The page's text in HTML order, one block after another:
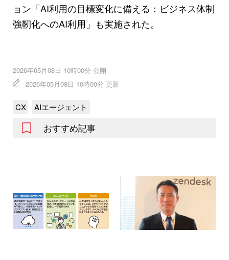
ョン「AI利用の目標変化に備える：ビジネス体制
強靭化へのAI利用」も実施された。
2026年05月08日 10時00分 公開
2026年05月08日 10時00分 更新
CX AIエージェント
おすすめ記事